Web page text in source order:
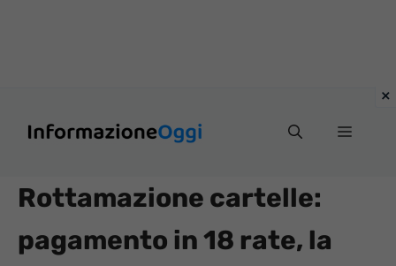
Menu
Rottamazione cartelle:
pagamento in 18 rate, la